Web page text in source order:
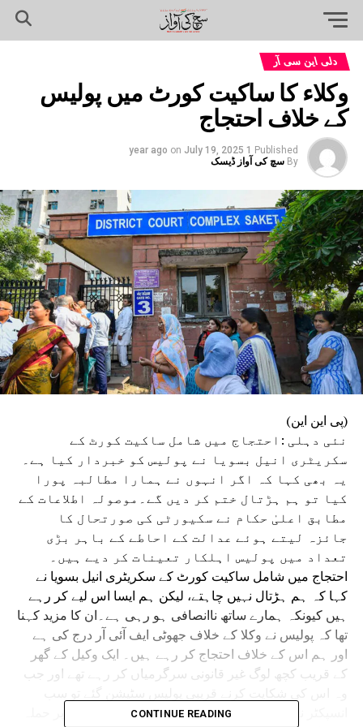
دلی این سی آر
وکلاء کا ساکیت کورٹ میں پولیس
کے خلاف احتجاج
Published
1 year ago
on July 19, 2025
By سچ کی آواز ڈیسک
(پی این این)
نئی دہلی :احتجاج میں شامل ساکیت کورٹ کے
سکریٹری انیل بسویا نے پولیس کو خبردار کیا ہے۔
یہ بھی کہا کہ اگر انہوں نے ہمارا مطالبہ پورا
کیا تو ہم ہڑتال ختم کر دیں گے۔موصولہ اطلاعات کے
مطابق اعلیٰ حکام نے سکیورٹی کی صورتحال کا
جائزہ لیتے ہوئے عدالت کے احاطے کے باہر بڑی
تعداد میں پولیس اہلکار تعینات کر دیے ہیں۔
احتجاج میں شامل ساکیت کورٹ کے سکریٹری انیل بسویا نے
کہا کہ ہم ہڑتال نہیں چاہتے، لیکن ہم ایسا اس لیے کر رہے
ہیں کیونکہ ہمارے ساتھ ناانصافی ہو رہی ہے۔ان کا مزید کہنا
تھا کہ پولیس نے وکلا کے خلاف جھوٹی ایف آئی آر درج کی ہے
اور ہم اس کے خلاف احتجاج کر رہے ہیں۔ ایک وکیل کے گھر
کے قریب کچھ لوگ غیر قانونی سرگرمیاں کر رہے تھے اور جب
انسپکٹر نے شکایت درج کرنے سے انکار کر دیا اور وکیل پر حملہ
CONTINUE READING